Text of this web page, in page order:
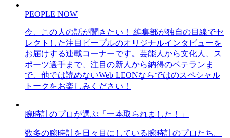
PEOPLE NOW
今、この人の話が聞きたい！ 編集部が独自の目線でセ
レクトした注目ピープルのオリジナルインタビューを
お届けする連載コーナーです。芸能人から文化人、ス
ポーツ選手まで、注目の新人から納得のベテランま
で、他では読めないWeb LEONならではのスペシャル
トークをお楽しみください！
腕時計のプロが選ぶ「一本取られました！」
数多の腕時計を日々目にしている腕時計のプロたち。